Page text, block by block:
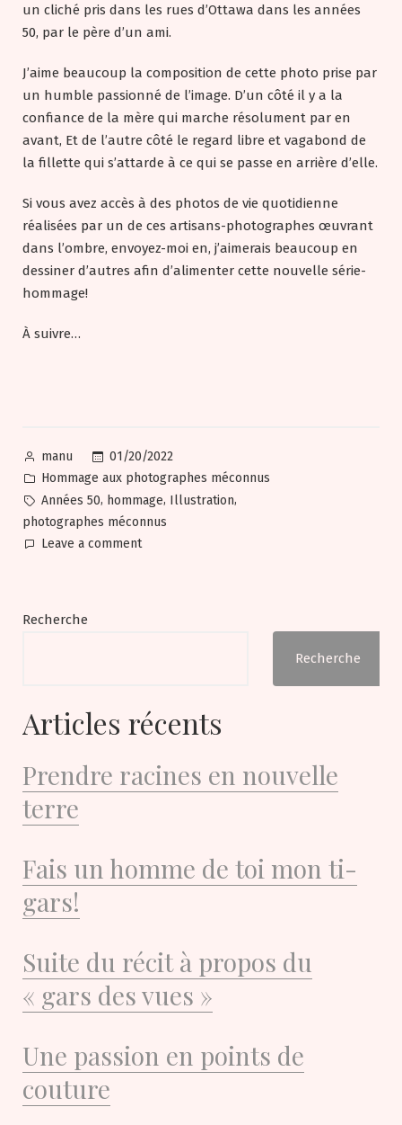
un cliché pris dans les rues d’Ottawa dans les années
50, par le père d’un ami.
J’aime beaucoup la composition de cette photo prise par
un humble passionné de l’image. D’un côté il y a la
confiance de la mère qui marche résolument par en
avant, Et de l’autre côté le regard libre et vagabond de
la fillette qui s’attarde à ce qui se passe en arrière d’elle.
Si vous avez accès à des photos de vie quotidienne
réalisées par un de ces artisans-photographes œuvrant
dans l’ombre, envoyez-moi en, j’aimerais beaucoup en
dessiner d’autres afin d’alimenter cette nouvelle série-
hommage!
À suivre…
Posted
by
manu
01/20/2022
Posted
in
Hommage aux photographes méconnus
Tags:
Années 50, hommage, Illustration,
photographes méconnus
Leave a commenton
Recherche
Recherche
Articles récents
Prendre racines en nouvelle
terre
Fais un homme de toi mon ti-
gars!
Suite du récit à propos du
« gars des vues »
Une passion en points de
couture